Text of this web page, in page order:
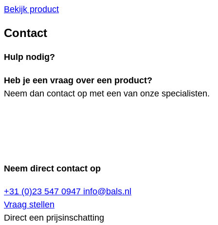
Bekijk product
Contact
Hulp nodig?
Heb je een vraag over een product?
Neem dan contact op met een van onze specialisten.
Neem direct contact op
+31 (0)23 547 0947 info@bals.nl
Vraag stellen
Direct een prijsinschatting